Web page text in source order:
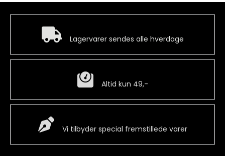
Lagervarer sendes alle hverdage
Altid kun 49,-
Vi tilbyder special fremstillede varer